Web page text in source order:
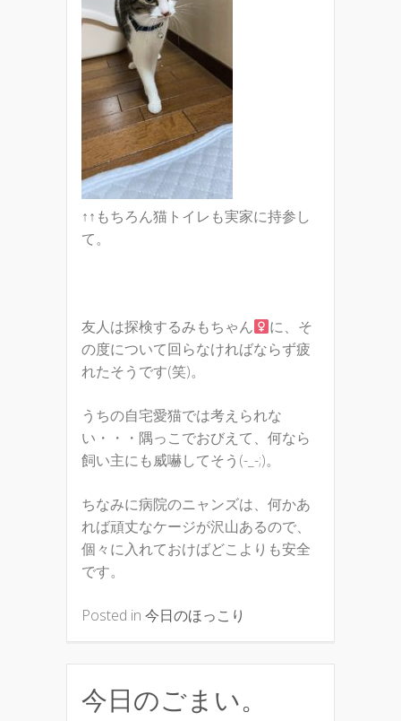
↑↑もちろん猫トイレも実家に持参し
て。
友人は探検するみもちゃん
に、そ
の度について回らなければならず疲
れたそうです(笑)。
うちの自宅愛猫では考えられな
い・・・隅っこでおびえて、何なら
飼い主にも威嚇してそう(-_-;)。
ちなみに病院のニャンズは、何かあ
れば頑丈なケージが沢山あるので、
個々に入れておけばどこよりも安全
です。
Posted in 今日のほっこり
今日のごまい。